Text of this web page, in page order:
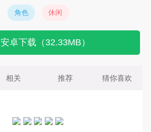
角色 休闲
安卓下载（32.33MB）
相关 推荐 猜你喜欢